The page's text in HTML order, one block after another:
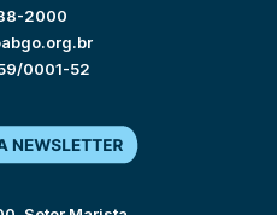
2000
0001-52